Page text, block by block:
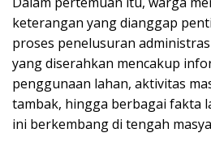
keterangan yang dianggap
proses penelusuran
yang diserahkan mencakup
penggunaan lahan, aktivitas
tambak, hingga berbagai fakta
ini berkembang di tengah